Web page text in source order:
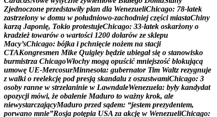
Zjednoczone przedstawiły plan dla WenezueliChicago: 78-latek
zastrzelony w domu w południowo-zachodniej części miastaChiny
karzą Japonię, Tokio protestujeChicago: 33-latek oskarżony o
kradzież towarów o wartości 1200 dolarów ze sklepu
Macy’sChicago: bójka i pchnięcie nożem na stacji
CTAKongresmen Mike Quigley będzie ubiegał się o stanowisko
burmistrza ChicagoWłochy mogą opuścić mniejszość blokującą
umowę UE-MercosurMinnesota: gubernator Tim Waltz rezygnuje
z walki o reelekcję pod presją skandalu z oszustwamiChicago: 3
osoby ranne w strzelaninie w LawndaleWenezuela: były kandydat
opozycji mówi, że obalenie Maduro to ważny krok, ale
niewystarczającyMaduro przed sądem: “jestem prezydentem,
porwano mnie”Rosja potępia USA za akcję w WenezueliChicago: